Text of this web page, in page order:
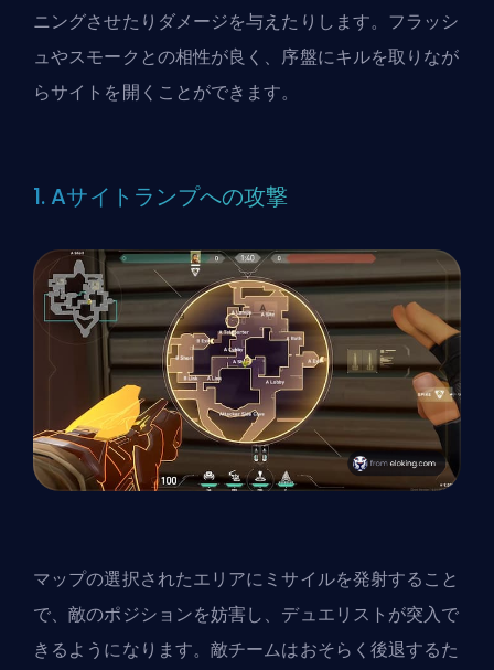
ニングさせたりダメージを与えたりします。フラッシ
ュやスモークとの相性が良く、序盤にキルを取りなが
らサイトを開くことができます。
1. Aサイトランプへの攻撃
マップの選択されたエリアにミサイルを発射すること
で、敵のポジションを妨害し、デュエリストが突入で
きるようになります。敵チームはおそらく後退するた